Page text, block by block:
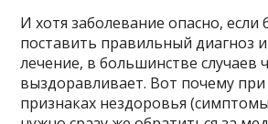
И хотя заболевание опасно, если
поставить правильный диагноз
лечение, в большинстве случаев
выздоравливает. Вот почему
признаках нездоровья